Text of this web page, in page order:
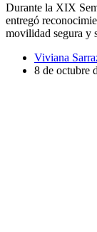
Durante la XIX
entregó
movilidad segura y
Viviana
8 de octubre